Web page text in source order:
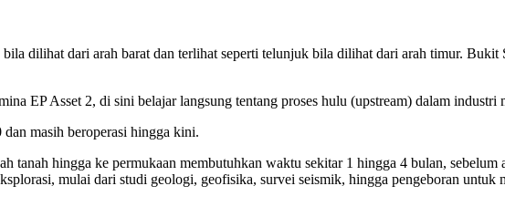
dilihat dari arah barat dan terlihat seperti telunjuk bila dilihat dari arah timur. Bukit
EP Asset 2, di sini belajar langsung tentang proses hulu (upstream) dalam industri
masih beroperasi hingga kini.
tanah hingga ke permukaan membutuhkan waktu sekitar 1 hingga 4 bulan,
mulai dari studi geologi, geofisika, survei seismik, hingga pengeboran untuk